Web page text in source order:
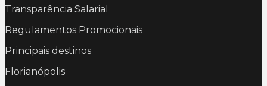
Transparência Salarial
Regulamentos Promocionais
Principais destinos
Florianópolis